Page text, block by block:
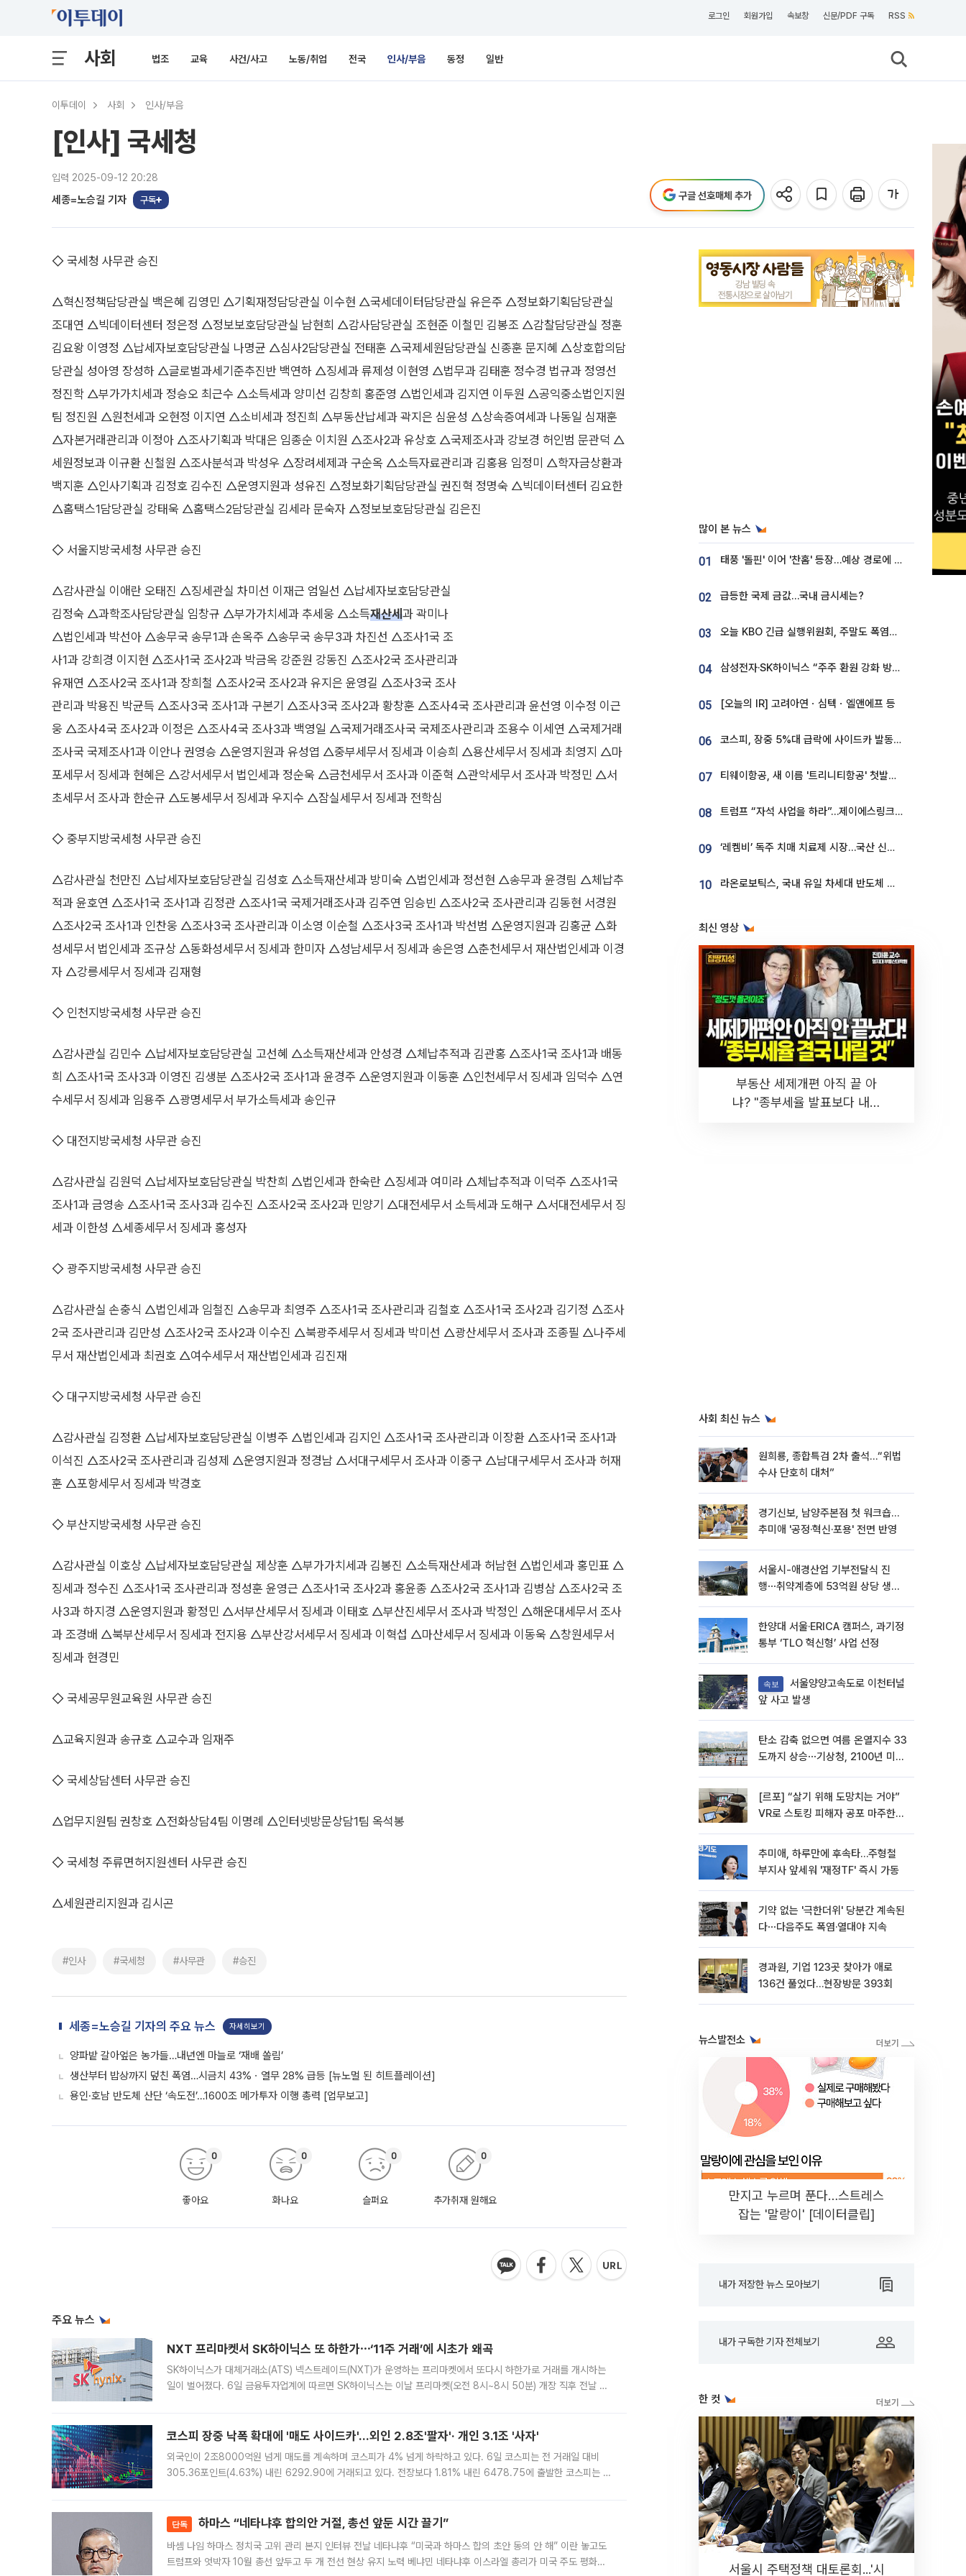
로그인 회원가입 속보창 신문/PDF 구독 RSS
사회 법조 교육 사건/사고 노동/취업 전국 인사/부음 동정 일반
이투데이 사회 인사/부음
[인사] 국세청
입력 2025-09-12 20:28
세종=노승길 기자 구독 구글 선호매체 추가
◇ 국세청 사무관 승진
△혁신정책담당관실 백은혜 김영민 △기획재정담당관실 이수현 △국세데이터담당관실 유은주 △정보화기획담당관실
조대연 △빅데이터센터 정은정 △정보보호담당관실 남현희 △감사담당관실 조현준 이철민 김봉조 △감찰담당관실 정훈
김요왕 이영정 △납세자보호담당관실 나명균 △심사2담당관실 전태훈 △국제세원담당관실 신종훈 문지혜 △상호합의담
당관실 성아영 장성하 △글로벌과세기준추진반 백연하 △징세과 류제성 이현영 △법무과 김태훈 정수경 법규과 정영선
정진학 △부가가치세과 정승오 최근수 △소득세과 양미선 김창희 홍준영 △법인세과 김지연 이두원 △공익중소법인지원
팀 정진원 △원천세과 오현정 이지연 △소비세과 정진희 △부동산납세과 곽지은 심윤성 △상속증여세과 나동일 심재훈
△자본거래관리과 이정아 △조사기획과 박대은 임종순 이치원 △조사2과 유상호 △국제조사과 강보경 허인범 문관덕 △
세원정보과 이규환 신철원 △조사분석과 박성우 △장려세제과 구순옥 △소득자료관리과 김홍용 임정미 △학자금상환과
백지훈 △인사기획과 김정호 김수진 △운영지원과 성유진 △정보화기획담당관실 권진혁 정명숙 △빅데이터센터 김요한
△홈택스1담당관실 강태욱 △홈택스2담당관실 김세라 문숙자 △정보보호담당관실 김은진
◇ 서울지방국세청 사무관 승진
△감사관실 이애란 오태진 △징세관실 차미선 이재근 엄일선 △납세자보호담당관실
김정숙 △과학조사담당관실 임창규 △부가가치세과 추세웅 △소득재산세과 곽미나
△법인세과 박선아 △송무국 송무1과 손옥주 △송무국 송무3과 차진선 △조사1국 조
사1과 강희경 이지현 △조사1국 조사2과 박금옥 강준원 강동진 △조사2국 조사관리과
유재연 △조사2국 조사1과 장희철 △조사2국 조사2과 유지은 윤영길 △조사3국 조사
관리과 박용진 박균득 △조사3국 조사1과 구본기 △조사3국 조사2과 황창훈 △조사4국 조사관리과 윤선영 이수정 이근
웅 △조사4국 조사2과 이정은 △조사4국 조사3과 백영일 △국제거래조사국 국제조사관리과 조용수 이세연 △국제거래
조사국 국제조사1과 이안나 권영승 △운영지원과 유성엽 △중부세무서 징세과 이승희 △용산세무서 징세과 최영지 △마
포세무서 징세과 현혜은 △강서세무서 법인세과 정순욱 △금천세무서 조사과 이준혁 △관악세무서 조사과 박정민 △서
초세무서 조사과 한순규 △도봉세무서 징세과 우지수 △잠실세무서 징세과 전학심
◇ 중부지방국세청 사무관 승진
△감사관실 천만진 △납세자보호담당관실 김성호 △소득재산세과 방미숙 △법인세과 정선현 △송무과 윤경림 △체납추
적과 윤호연 △조사1국 조사1과 김정관 △조사1국 국제거래조사과 김주연 임승빈 △조사2국 조사관리과 김동현 서경원
△조사2국 조사1과 인찬웅 △조사3국 조사관리과 이소영 이순철 △조사3국 조사1과 박선범 △운영지원과 김홍균 △화
성세무서 법인세과 조규상 △동화성세무서 징세과 한미자 △성남세무서 징세과 송은영 △춘천세무서 재산법인세과 이경
자 △강릉세무서 징세과 김재형
◇ 인천지방국세청 사무관 승진
△감사관실 김민수 △납세자보호담당관실 고선혜 △소득재산세과 안성경 △체납추적과 김관홍 △조사1국 조사1과 배동
희 △조사1국 조사3과 이영진 김생분 △조사2국 조사1과 윤경주 △운영지원과 이동훈 △인천세무서 징세과 임덕수 △연
수세무서 징세과 임용주 △광명세무서 부가소득세과 송인규
◇ 대전지방국세청 사무관 승진
△감사관실 김원덕 △납세자보호담당관실 박찬희 △법인세과 한숙란 △징세과 여미라 △체납추적과 이덕주 △조사1국
조사1과 금영송 △조사1국 조사3과 김수진 △조사2국 조사2과 민양기 △대전세무서 소득세과 도해구 △서대전세무서 징
세과 이한성 △세종세무서 징세과 홍성자
◇ 광주지방국세청 사무관 승진
△감사관실 손충식 △법인세과 임철진 △송무과 최영주 △조사1국 조사관리과 김철호 △조사1국 조사2과 김기정 △조사
2국 조사관리과 김만성 △조사2국 조사2과 이수진 △북광주세무서 징세과 박미선 △광산세무서 조사과 조종필 △나주세
무서 재산법인세과 최권호 △여수세무서 재산법인세과 김진재
◇ 대구지방국세청 사무관 승진
△감사관실 김정환 △납세자보호담당관실 이병주 △법인세과 김지인 △조사1국 조사관리과 이장환 △조사1국 조사1과
이석진 △조사2국 조사관리과 김성제 △운영지원과 정경남 △서대구세무서 조사과 이중구 △남대구세무서 조사과 허재
훈 △포항세무서 징세과 박경호
◇ 부산지방국세청 사무관 승진
△감사관실 이호상 △납세자보호담당관실 제상훈 △부가가치세과 김봉진 △소득재산세과 허남현 △법인세과 홍민표 △
징세과 정수진 △조사1국 조사관리과 정성훈 윤영근 △조사1국 조사2과 홍윤종 △조사2국 조사1과 김병삼 △조사2국 조
사3과 하지경 △운영지원과 황정민 △서부산세무서 징세과 이태호 △부산진세무서 조사과 박정인 △해운대세무서 조사
과 조경배 △북부산세무서 징세과 전지용 △부산강서세무서 징세과 이혁섭 △마산세무서 징세과 이동욱 △창원세무서
징세과 현경민
◇ 국세공무원교육원 사무관 승진
△교육지원과 송규호 △교수과 임재주
◇ 국세상담센터 사무관 승진
△업무지원팀 권창호 △전화상담4팀 이명례 △인터넷방문상담1팀 옥석봉
◇ 국세청 주류면허지원센터 사무관 승진
△세원관리지원과 김시곤
#인사 #국세청 #사무관 #승진
세종=노승길 기자의 주요 뉴스 자세히보기
양파밭 갈아엎은 농가들…내년엔 마늘로 ‘재배 쏠림’
생산부터 밥상까지 덮친 폭염…시금치 43%ㆍ열무 28% 급등 [뉴노멀 된 히트플레이션]
용인·호남 반도체 산단 ‘속도전’…1600조 메가투자 이행 총력 [업무보고]
좋아요
0
화나요
0
슬퍼요
0
추가취재 원해요
0
주요 뉴스
NXT 프리마켓서 SK하이닉스 또 하한가⋯‘11주 거래’에 시초가 왜곡
SK하이닉스가 대체거래소(ATS) 넥스트레이드(NXT)가 운영하는 프리마켓에서 또다시 하한가로 거래를 개시하는
일이 벌어졌다. 6일 금융투자업계에 따르면 SK하이닉스는 이날 프리마켓(오전 8시~8시 50분) 개장 직후 전날 정
코스피 장중 낙폭 확대에 '매도 사이드카'…외인 2.8조'팔자'· 개인 3.1조 '사자'
외국인이 2조8000억원 넘게 매도를 계속하며 코스피가 4% 넘게 하락하고 있다. 6일 코스피는 전 거래일 대비
305.36포인트(4.63%) 내린 6292.90에 거래되고 있다. 전장보다 1.81% 내린 6478.75에 출발한 코스피는 장
단독 하마스 “네타냐후 합의안 거절, 총선 앞둔 시간 끌기”
바셈 나임 하마스 정치국 고위 관리 본지 인터뷰 전날 네타냐후 “미국과 하마스 합의 초안 동의 안 해” 이란 놓고도
트럼프와 엇박자 10월 총선 앞두고 두 개 전선 현상 유지 노력 베냐민 네타냐후 이스라엘 총리가 미국 주도 평화위
많이 본 뉴스
01 태풍 '돌핀' 이어 '찬홈' 등장…예상 경로에 한국 '한숨'
02 급등한 국제 금값…국내 금시세는?
03 오늘 KBO 긴급 실행위원회, 주말도 폭염취소 될까
04 삼성전자·SK하이닉스 “주주 환원 강화 방안 마련”
05 [오늘의 IR] 고려아연ㆍ심텍ㆍ엘앤에프 등
06 코스피, 장중 5%대 급락에 사이드카 발동…삼성·SK 동반 폭락
07 티웨이항공, 새 이름 '트리니티항공' 첫발…SSC 전략 본격화
08 트럼프 “자석 사업을 하라”…제이에스링크, 비중국 영구자석 공급망 구축 속도
09 ‘레켐비’ 독주 치매 치료제 시장…국산 신약 등장하나
10 라온로보틱스, 국내 유일 차세대 반도체 공정 로봇 개발 ‘고객사 테스트 진행’
최신 영상
부동산 세제개편 아직 끝 아
냐? "종부세율 발표보다 내릴
사회 최신 뉴스
원희룡, 종합특검 2차 출석…“위법
수사 단호히 대처”
경기신보, 남양주본점 첫 워크숍…
추미애 '공정·혁신·포용' 전면 반영
서울시-애경산업 기부전달식 진
행⋯취약계층에 53억원 상당 생활
한양대 서울·ERICA 캠퍼스, 과기정
통부 ‘TLO 혁신형’ 사업 선정
속보
앞 사고 발생
탄소 감축 없으면 여름 온열지수 33
도까지 상승⋯기상청, 2100년 미래
[르포] “살기 위해 도망치는 거야”
VR로 스토킹 피해자 공포 마주한
추미애, 하루만에 후속타…주형철
부지사 앞세워 '재정TF' 즉시 가동
기약 없는 '극한더위' 당분간 계속된
다⋯다음주도 폭염·열대야 지속
경과원, 기업 123곳 찾아가 애로
136건 풀었다…현장방문 393회
뉴스발전소
만지고 누르며 푼다…스트레스
잡는 '말랑이' [데이터클립]
내가 저장한 뉴스 모아보기
내가 구독한 기자 전체보기
한 컷
서울시 주택정책 대토론회...'시